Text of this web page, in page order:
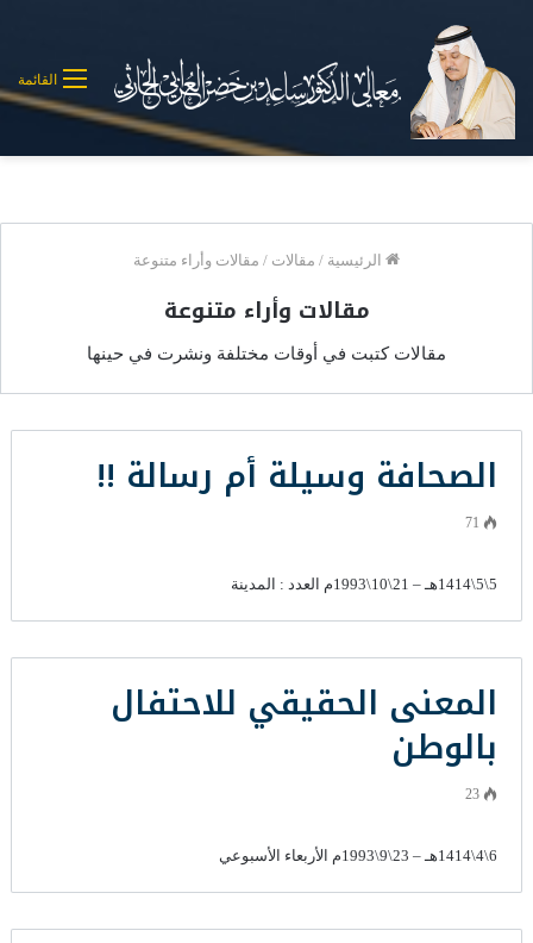
القائمة
الرئيسية / مقالات / مقالات وأراء متنوعة
مقالات وأراء متنوعة
مقالات كتبت في أوقات مختلفة ونشرت في حينها
الصحافة وسيلة أم رسالة !!
71
5\5\1414هـ – 21\10\1993م العدد : المدينة
المعنى الحقيقي للاحتفال
بالوطن
23
6\4\1414هـ – 23\9\1993م الأربعاء الأسبوعي